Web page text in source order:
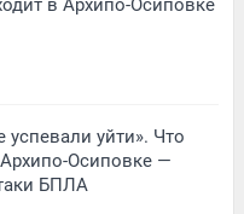
в Архипо-Осиповке
уйти». Что
Осиповке —
БПЛА